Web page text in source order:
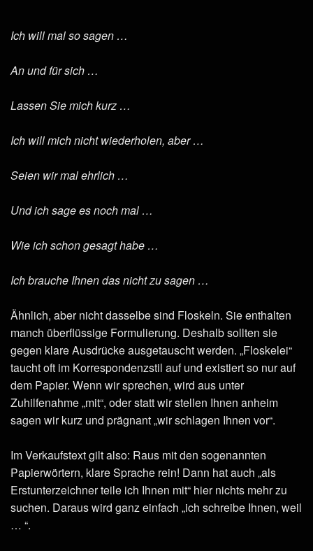
Ich will mal so sagen …
An und für sich …
Lassen Sie mich kurz …
Ich will mich nicht wiederholen, aber …
Seien wir mal ehrlich …
Und ich sage es noch mal …
Wie ich schon gesagt habe …
Ich brauche Ihnen das nicht zu sagen …
Ähnlich, aber nicht dasselbe sind Floskeln. Sie enthalten
manch überflüssige Formulierung. Deshalb sollten sie
gegen klare Ausdrücke ausgetauscht werden. „Floskelei“
taucht oft im Korrespondenzstil auf und existiert so nur auf
dem Papier. Wenn wir sprechen, wird aus unter
Zuhilfenahme „mit“, oder statt wir stellen Ihnen anheim
sagen wir kurz und prägnant „wir schlagen Ihnen vor“.
Im Verkaufstext gilt also: Raus mit den sogenannten
Papierwörtern, klare Sprache rein! Dann hat auch „als
Erstunterzeichner teile ich Ihnen mit“ hier nichts mehr zu
suchen. Daraus wird ganz einfach „ich schreibe Ihnen, weil
… “.